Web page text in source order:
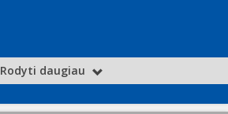
Rodyti daugiau